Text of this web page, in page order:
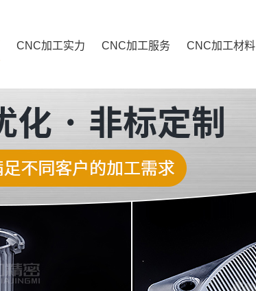
CNC加工实力 CNC加工服务 CNC加工材料